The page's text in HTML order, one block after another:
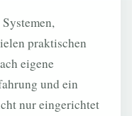
praktischen
eigene
und ein
nur eingerichtet